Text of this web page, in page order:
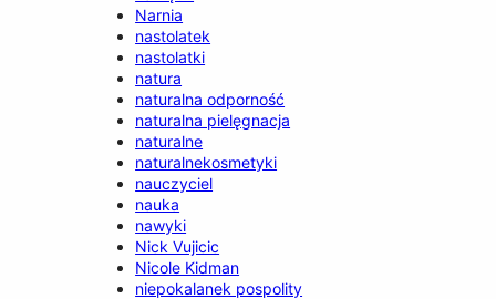
Narnia
nastolatek
nastolatki
natura
naturalna odporność
naturalna pielęgnacja
naturalne
naturalnekosmetyki
nauczyciel
nauka
nawyki
Nick Vujicic
Nicole Kidman
niepokalanek pospolity